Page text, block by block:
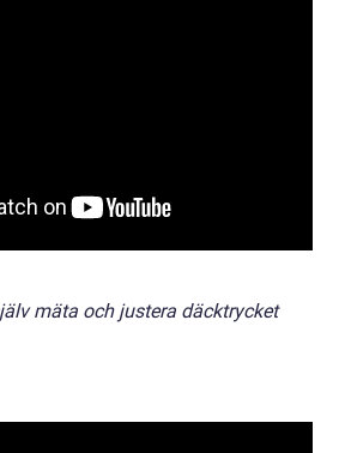
mäta och justera däcktrycket